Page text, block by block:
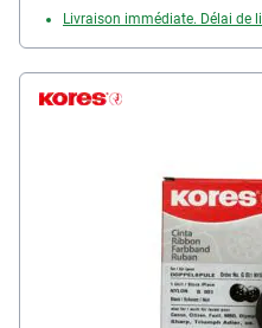
Livraison immédiate. Délai de